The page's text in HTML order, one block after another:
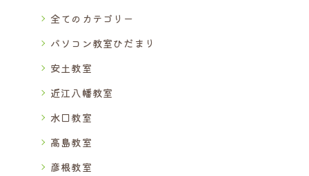
全てのカテゴリー
パソコン教室ひだまり
安土教室
近江八幡教室
水口教室
高島教室
彦根教室